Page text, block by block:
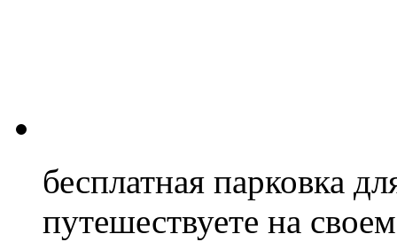
бесплатная парковка
путешествуете на